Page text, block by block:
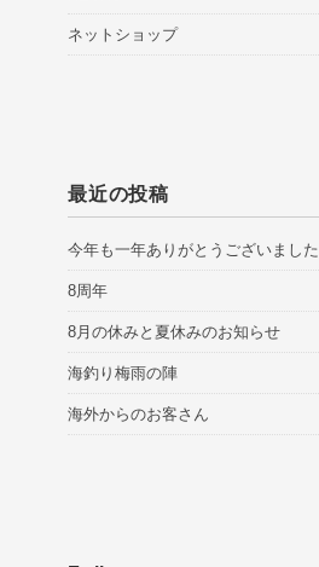
ネットショップ
最近の投稿
今年も一年ありがとうございました
8周年
8月の休みと夏休みのお知らせ
海釣り梅雨の陣
海外からのお客さん